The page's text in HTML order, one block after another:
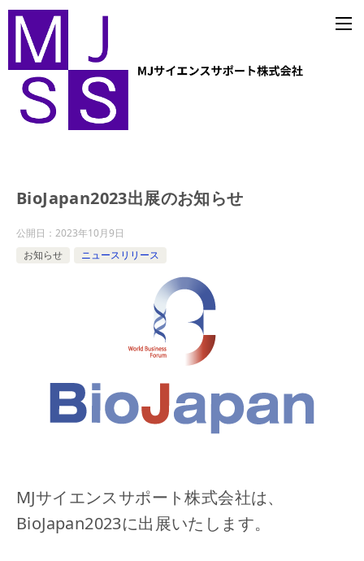
BioJapan2023出展のお知らせ
公開日： 2023年10月9日
お知らせ
ニュースリリース
MJサイエンスサポート株式会社は、
BioJapan2023に出展いたします。